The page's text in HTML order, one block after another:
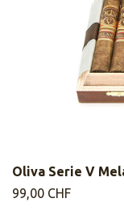
Oliva Serie V
99,00 CHF